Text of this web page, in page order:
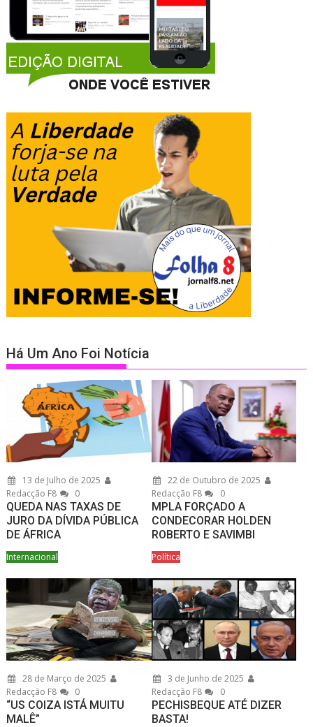
Há Um Ano Foi Notícia
13 de Julho de 2025
Redacção F8
0
QUEDA NAS TAXAS DE
JURO DA DÍVIDA PÚBLICA
DE ÁFRICA
Internacional
22 de Outubro de 2025
Redacção F8
0
MPLA FORÇADO A
CONDECORAR HOLDEN
ROBERTO E SAVIMBI
Política
28 de Março de 2025
Redacção F8
0
“US COIZA ISTÁ MUITU
MALÊ”
3 de Junho de 2025
Redacção F8
0
PECHISBEQUE ATÉ DIZER
BASTA!